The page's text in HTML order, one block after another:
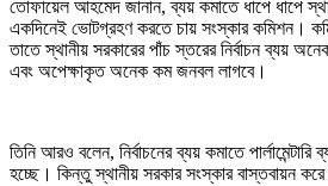
তোফায়েল আহমেদ জানান, ব্যয় কমাতে ধাপে ধাপে
একদিনেই ভোটগ্রহণ করতে চায় সংস্কার কমিশন।
তাতে স্থানীয় সরকারের পাঁচ স্তরের নির্বাচন ব্যয়
এবং অপেক্ষাকৃত অনেক কম জনবল লাগবে।
তিনি আরও বলেন, নির্বাচনের ব্যয় কমাতে
হচ্ছে। কিন্তু স্থানীয় সরকার সংস্কার বাস্তবায়ন